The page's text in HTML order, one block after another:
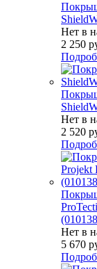
Нет в
2 250
Нет в
2 520
Нет в
5 670